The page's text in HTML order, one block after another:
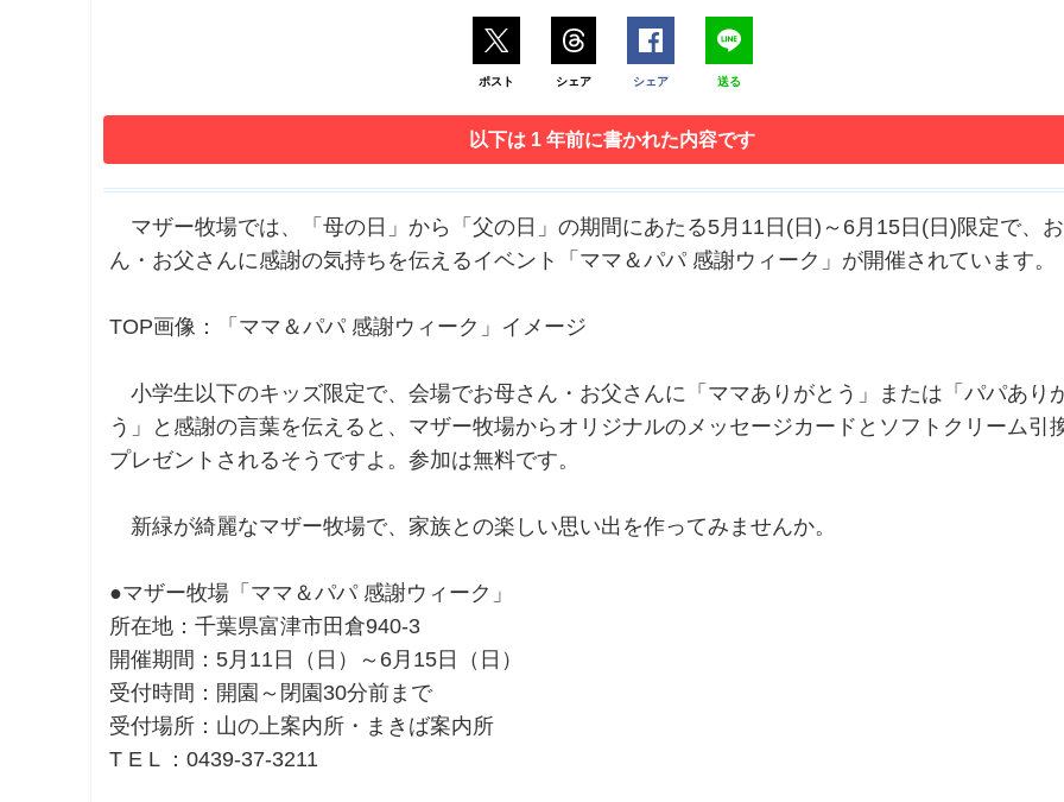
ポスト シェア シェア 送る
以下は 1 年前に書かれた内容です
マザー牧場では、「母の日」から「父の日」の期間にあたる5月11日(日)～6月15日(日)限定で、お
ん・お父さんに感謝の気持ちを伝えるイベント「ママ＆パパ 感謝ウィーク」が開催されています。
TOP画像：「ママ＆パパ 感謝ウィーク」イメージ
小学生以下のキッズ限定で、会場でお母さん・お父さんに「ママありがとう」または「パパあり
う」と感謝の言葉を伝えると、マザー牧場からオリジナルのメッセージカードとソフトクリーム引
プレゼントされるそうですよ。参加は無料です。
新緑が綺麗なマザー牧場で、家族との楽しい思い出を作ってみませんか。
●マザー牧場「ママ＆パパ 感謝ウィーク」
所在地：千葉県富津市田倉940-3
開催期間：5月11日（日）～6月15日（日）
受付時間：開園～閉園30分前まで
受付場所：山の上案内所・まきば案内所
T E L ：0439-37-3211